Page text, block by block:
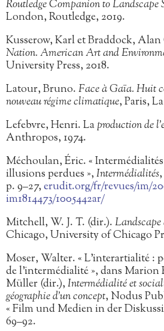
Routledge Companion to Landscape
London, Routledge, 2019.
Kusserow, Karl et Braddock,
Nation. American Art and
University Press, 2018.
Latour, Bruno.Face à Gaïa. Huit
nouveau régime climatique, Paris,
Lefebvre, Henri. Laproduction de
Anthropos, 1974.
Méchoulan, Éric. « Intermédialités
illusions perdues »,Intermédialités
p. 9–27,erudit.org/fr/revues/im/
im1814473/1005442ar/
Mitchell, W. J. T. (dir.).Landscape
Chicago, University of Chicago
Moser, Walter. « L’interartialité :
de l’intermédialité », dans Marion
Müller (dir.),Intermédialité et
géographie d’un concept, Nodus
« Film und Medien in der
69–92.